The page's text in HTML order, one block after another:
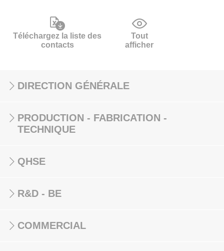
Téléchargez la liste des
contacts
Tout
afficher
DIRECTION GÉNÉRALE
PRODUCTION - FABRICATION -
TECHNIQUE
QHSE
R&D - BE
COMMERCIAL